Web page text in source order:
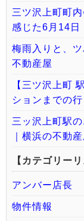
三ツ沢上町町
感じた6月14日
梅雨入りと、
不動産屋
【三ツ沢上町
ションまでの
三ッ沢上町駅
｜横浜の不動
【カテゴリーリ
アンバー店長
物件情報